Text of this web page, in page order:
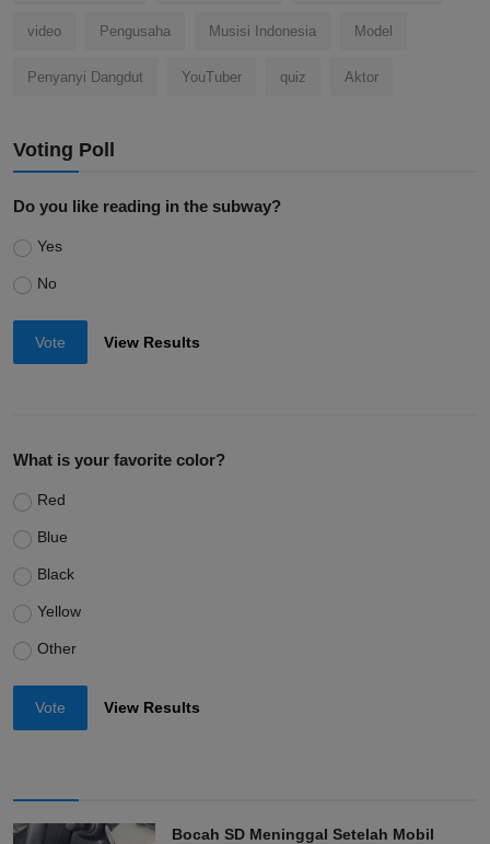
video Pengusaha Musisi Indonesia Model
Penyanyi Dangdut YouTuber quiz Aktor
Voting Poll
Do you like reading in the subway?
Yes
No
Vote View Results
What is your favorite color?
Red
Blue
Black
Yellow
Other
Vote View Results
Bocah SD Meninggal Setelah Mobil